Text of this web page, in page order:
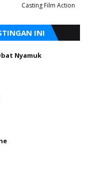
Casting Film Action
INI
Nyamuk